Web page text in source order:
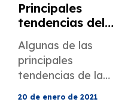
Principales
tendencias del
sector de la
traducción en
2021
Algunas de las
principales
tendencias de la
industria de la
20 de enero de 2021